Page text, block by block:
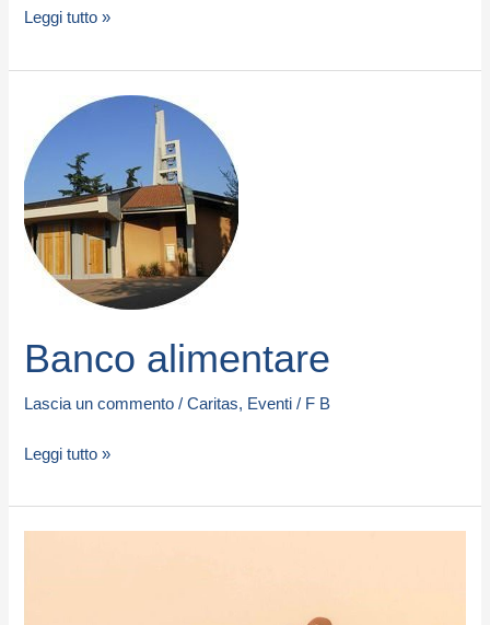
Leggi tutto »
Banco alimentare
Lascia un commento /Caritas, Eventi / F B
alimentare
Leggi tutto »